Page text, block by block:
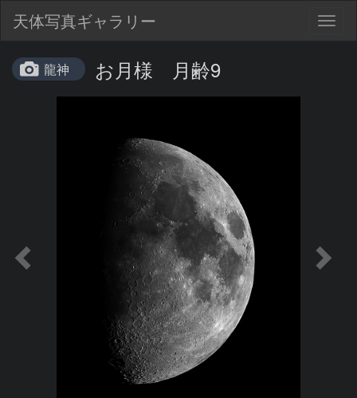
天体写真ギャラリー
龍神 お月様 月齢9